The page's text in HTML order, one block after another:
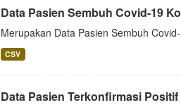
Data Pasien Sembuh Covid-19
Merupakan Data Pasien Sembuh
CSV
Data Pasien Terkonfirmasi